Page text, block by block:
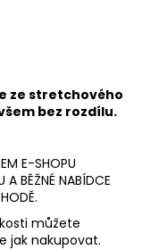
ze stretchového
bez rozdílu.
E-SHOPU
BĚŽNÉ NABÍDCE
můžete
jak nakupovat.